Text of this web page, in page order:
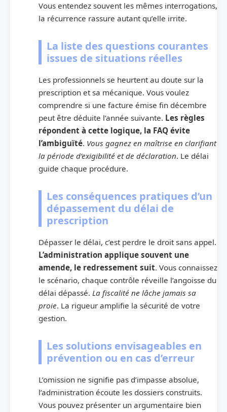
Vous entendez souvent les mêmes interrogations,
la récurrence rassure autant qu’elle irrite.
La liste des questions courantes
issues de situations réelles
Les professionnels se heurtent au doute sur la
prescription et sa mécanique. Vous voulez
comprendre si une facture émise fin décembre
peut être déduite l’année suivante. Les règles
répondent à cette logique, la FAQ évite
l’ambiguïté. Vous gagnez en maîtrise en clarifiant
la période d’exigibilité et de déclaration. Le délai
guide chaque procédure.
Les conséquences pratiques d’un
dépassement du délai de
prescription
Dépasser le délai, c’est perdre le droit sans appel.
L’administration applique souvent une
amende, le redressement suit. Vous connaissez
le scénario, chaque contrôle réveille l’angoisse du
délai dépassé. La fiscalité ne lâche jamais sa
proie. La rigueur amplifie la sécurité de votre
gestion.
Les solutions envisageables en
prévention ou en cas d’erreur
L’omission ne signifie pas d’impasse absolue,
l’administration écoute les dossiers construits.
Vous pouvez présenter un argumentaire bien